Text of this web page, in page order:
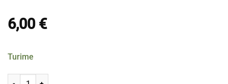
6,00 €
Turime
produkto kiekis: Indų džiovykla, 39x39 cm